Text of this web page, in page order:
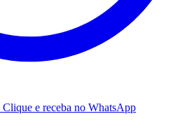
Clique e receba no WhatsApp